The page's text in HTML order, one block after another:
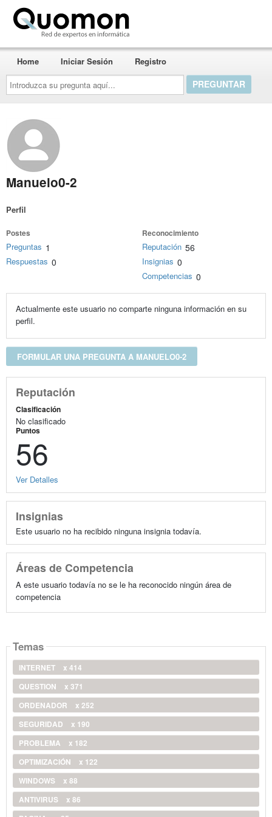
Introduzca
su
pregunta
aquí...
Home Iniciar Sesión Registro
Manuelo0-2
Perfil
Postes
Preguntas 1
Respuestas 0
Reconocimiento
Reputación 56
Insignias 0
Competencias 0
Actualmente este usuario no comparte ninguna información en su
perfil.
FORMULAR UNA PREGUNTA A MANUELO0-2
Reputación
Clasificación
No clasificado
Puntos
56
Ver Detalles
Insignias
Este usuario no ha recibido ninguna insignia todavía.
Áreas de Competencia
A este usuario todavía no se le ha reconocido ningún área de
competencia
Temas
INTERNET
x 414
QUESTION
x 371
ORDENADOR
x 252
SEGURIDAD
x 190
PROBLEMA
x 182
OPTIMIZACIÓN
x 122
WINDOWS
x 88
ANTIVIRUS
x 86